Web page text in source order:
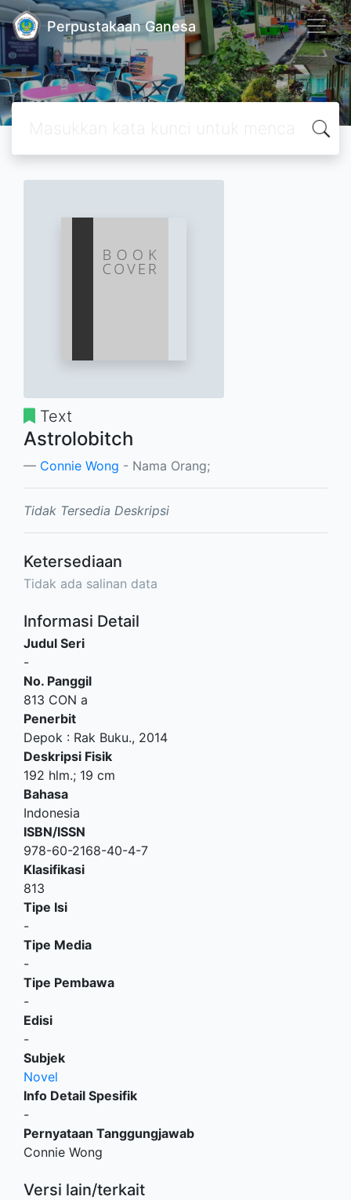
Perpustakaan Ganesa
Text
Astrolobitch
Connie Wong - Nama Orang;
Tidak Tersedia Deskripsi
Ketersediaan
Tidak ada salinan data
Informasi Detail
Judul Seri
-
No. Panggil
813 CON a
Penerbit
Depok : Rak Buku., 2014
Deskripsi Fisik
192 hlm.; 19 cm
Bahasa
Indonesia
ISBN/ISSN
978-60-2168-40-4-7
Klasifikasi
813
Tipe Isi
-
Tipe Media
-
Tipe Pembawa
-
Edisi
-
Subjek
Novel
Info Detail Spesifik
-
Pernyataan Tanggungjawab
Connie Wong
Versi lain/terkait